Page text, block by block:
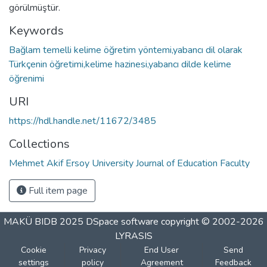
görülmüştür.
Keywords
Bağlam temelli kelime öğretim yöntemi,yabancı dil olarak
Türkçenin öğretimi,kelime hazinesi,yabancı dilde kelime
öğrenimi
URI
https://hdl.handle.net/11672/3485
Collections
Mehmet Akif Ersoy University Journal of Education Faculty
Full item page
MAKÜ BIDB 2025 DSpace software copyright © 2002-2026
LYRASIS
Cookie
settings
Privacy
policy
End User
Agreement
Send
Feedback